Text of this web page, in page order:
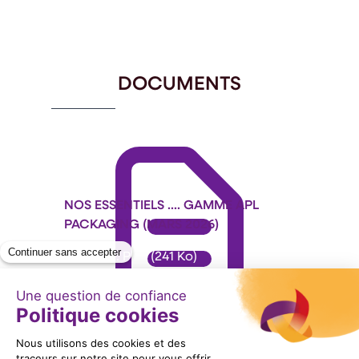
DOCUMENTS
NOS ESSENTIELS .... GAMME APL
PACKAGING (MARS 2026)
Format : PDF (241 Ko)
Télécharger